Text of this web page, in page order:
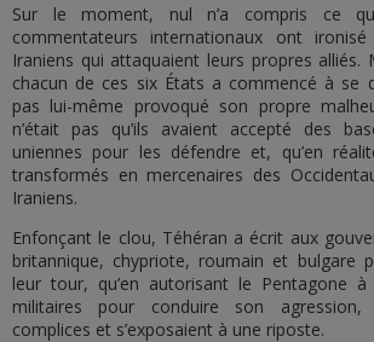
Sur le moment, nul n’a compris ce
commentateurs internationaux ont
Iraniens qui attaquaient leurs propres alliés.
chacun de ces six États a commencé à se
pas lui-même provoqué son propre
n’était pas qu’ils avaient accepté des
uniennes pour les défendre et, qu’en
transformés en mercenaires des
Iraniens.
Enfonçant le clou, Téhéran a écrit aux
britannique, chypriote, roumain et bulgare
leur tour, qu’en autorisant le Pentagone
militaires pour conduire son agression,
complices et s’exposaient à une riposte.